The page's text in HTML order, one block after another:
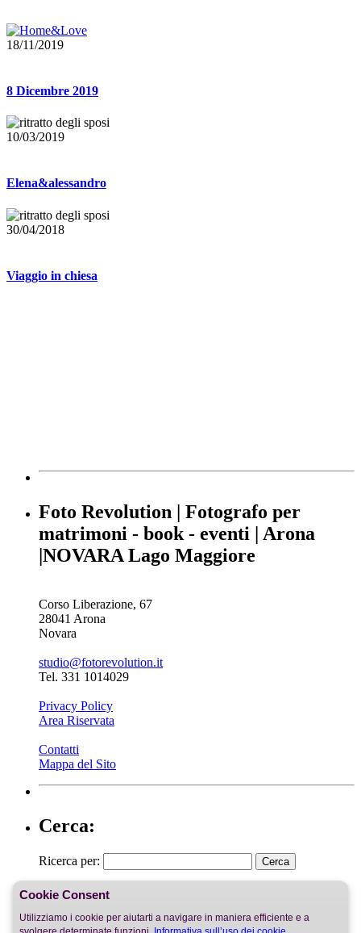
18/11/2019
8 Dicembre 2019
10/03/2019
Elena&alessandro
30/04/2018
Viaggio in chiesa
Foto Revolution | Fotografo per
matrimoni - book - eventi | Arona
|NOVARA Lago Maggiore
Corso Liberazione, 67
28041 Arona
Novara
studio@fotorevolution.it
Tel. 331 1014029
Privacy Policy
Area Riservata
Contatti
Mappa del Sito
Cerca:
Ricerca per:
Cookie Consent
Utilizziamo i cookie per aiutarti a navigare in maniera efficiente e a